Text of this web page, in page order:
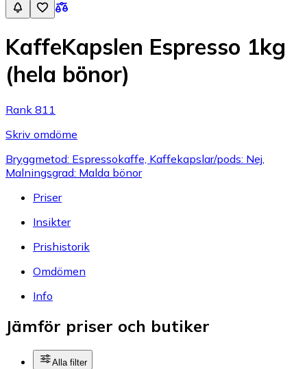
KaffeKapslen Espresso 1kg
(hela bönor)
Rank 811
Skriv omdöme
Bryggmetod: Espressokaffe, Kaffekapslar/pods: Nej,
Malningsgrad: Malda bönor
Priser
Insikter
Prishistorik
Omdömen
Info
Jämför priser och butiker
Alla filter